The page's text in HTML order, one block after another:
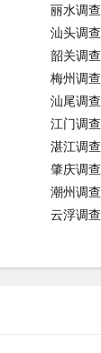
丽水调查
汕头调查
韶关调查
梅州调查
汕尾调查
江门调查
湛江调查
肇庆调查
潮州调查
云浮调查